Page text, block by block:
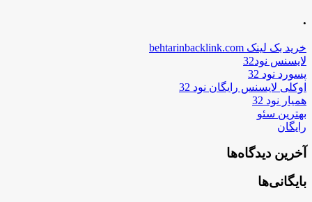
.
خرید بک لینک behtarinbacklink.com
لایسنس نود32
پسورد نود 32
اوکلی لایسنس رایگان نود 32
همیار نود 32
بهترین سئو
رایگان
آخرین دیدگاه‌ها
بایگانی‌ها